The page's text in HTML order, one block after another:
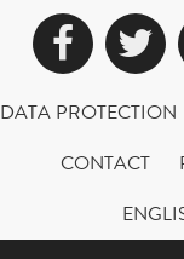
DATA PROTECTION
CONTACT